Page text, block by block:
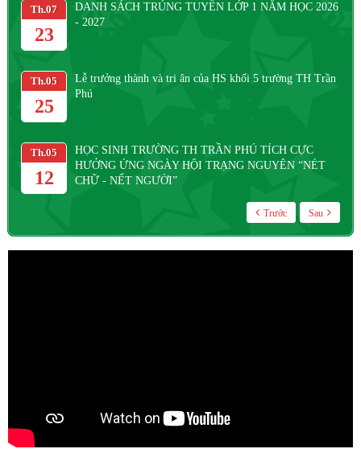
Th.07
23
DANH SÁCH TRÚNG TUYỂN LỚP 1 NĂM HỌC 2026
- 2027
Th.05
25
Lễ trưởng thành và tri ân của HS khối 5 trường TH Trần
Phú
Th.05
12
HỌC SINH TRƯỜNG TH TRẦN PHÚ TÍCH CỰC
HƯỞNG ỨNG NGÀY HỘI TRẠNG NGUYÊN “NÉT
CHỮ - NẾT NGƯỜI”
Trước Sau